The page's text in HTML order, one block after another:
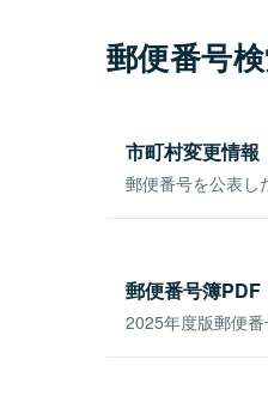
郵便番号
市町村変更情報
郵便番号を公表し
郵便番号簿PDF
2025年度版郵便番